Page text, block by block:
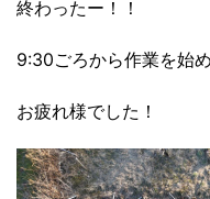
終わったー！！
9:30ごろから作業を始
お疲れ様でした！